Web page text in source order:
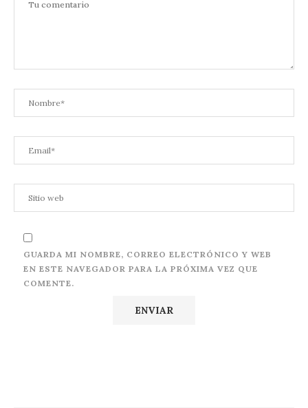
GUARDA MI NOMBRE, CORREO ELECTRÓNICO Y WEB
EN ESTE NAVEGADOR PARA LA PRÓXIMA VEZ QUE
COMENTE.